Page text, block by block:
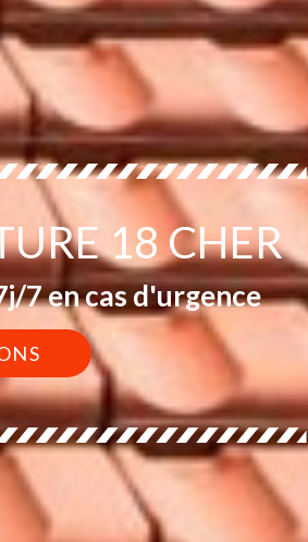
18 CHER
7 en cas d'urgence